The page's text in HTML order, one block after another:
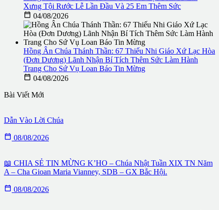
Xưng Tội Rước Lễ Lần Đầu Và 25 Em Thêm Sức
 04/08/2026
Hồng Ân Chúa Thánh Thần: 67 Thiếu Nhi Giáo Xứ Lạc Hòa
(Đơn Dương) Lãnh Nhận Bí Tích Thêm Sức Làm Hành
Trang Cho Sứ Vụ Loan Báo Tin Mừng
 04/08/2026
Bài Viết Mới
Dẫn Vào Lời Chúa
 08/08/2026
📖 CHIA SẺ TIN MỪNG K’HO – Chúa Nhật Tuần XIX TN Năm
A – Cha Gioan Maria Vianney, SDB – GX Bắc Hội.
 08/08/2026